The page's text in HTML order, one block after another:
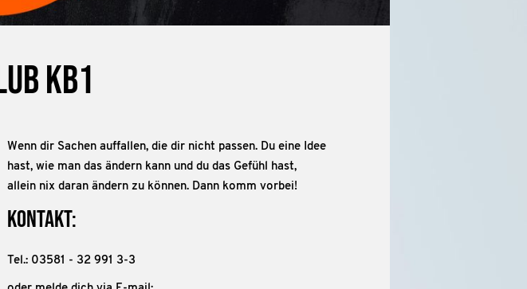
KB1
Wenn dir Sachen auffallen, die dir nicht passen. Du eine Idee
hast, wie man das ändern kann und du das Gefühl hast,
allein nix daran ändern zu können. Dann komm vorbei!
Kontakt:
Tel.: 03581 - 32 991 3-3